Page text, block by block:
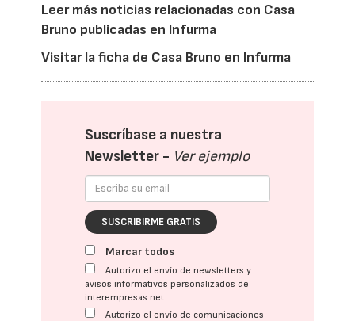
Leer más noticias relacionadas con Casa
Bruno publicadas en Infurma
Visitar la ficha de Casa Bruno en Infurma
Suscríbase a nuestra
Newsletter - Ver ejemplo
SUSCRIBIRME GRATIS
Marcar todos
Autorizo el envío de newsletters y
avisos informativos personalizados de
interempresas.net
Autorizo el envío de comunicaciones